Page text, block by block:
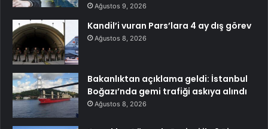
Ağustos 9, 2026
Kandil’i vuran Pars’lara 4 ay dış görev
Ağustos 8, 2026
Bakanlıktan açıklama geldi: İstanbul
Boğazı’nda gemi trafiği askıya alındı
Ağustos 8, 2026